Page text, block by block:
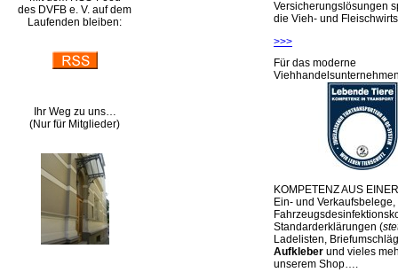
des DVFB e. V. auf dem
Laufenden bleiben:
Ihr Weg zu uns…
(Nur für Mitglieder)
Versicherungslösungen
die Vieh- und
>>>
Für das moderne
KOMPETENZ AUS
Ein- und Verkaufsbelege,
Standarderklärungen (
Ladelisten,
Aufkleber und vieles
unserem Shop….